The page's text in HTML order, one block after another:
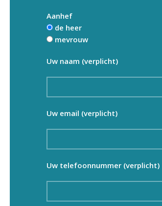
Aanhef
de heer
mevrouw
Uw naam (verplicht)
Uw email (verplicht)
Uw telefoonnummer (verplicht)